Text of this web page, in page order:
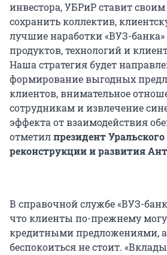
инвестора, УБРиР ставит
сохранить коллектив,
лучшие наработки «ВУЗ-банка»
продуктов, технологий и
Наша стратегия будет
формирование выгодных
клиентов, внимательное
сотрудникам и извлечение
эффекта от взаимодействия
отметилпрезидент
реконструкции и развития
В справочной службе «ВУЗ-
что клиенты по-прежнему
кредитными предложениями, а
беспокоиться не стоит.